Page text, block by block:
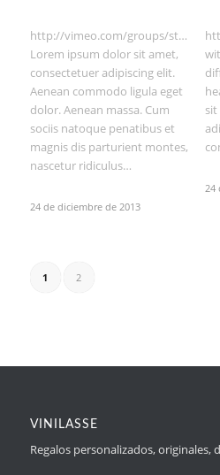
http://vimeo.com/groups/
Lorem ipsum dolor sit amet,
consectetuer adipiscing elit.
Aenean commodo ligula eget
dolor. Aenean massa. Cum
sociis natoque penatibus et
magnis dis parturient montes,
nascetur ridiculus…
24 de diciembre de 2013
24
1 2
VINILASSE
Regalos personalizados, originales,